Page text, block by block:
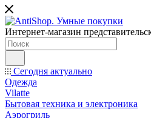
Интернет-магазин
Сегодня актуально
Одежда
Vilatte
Бытовая техника и электроника
Аэрогриль